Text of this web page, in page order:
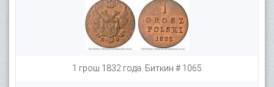
1 грош 1832 года. Биткин # 1065